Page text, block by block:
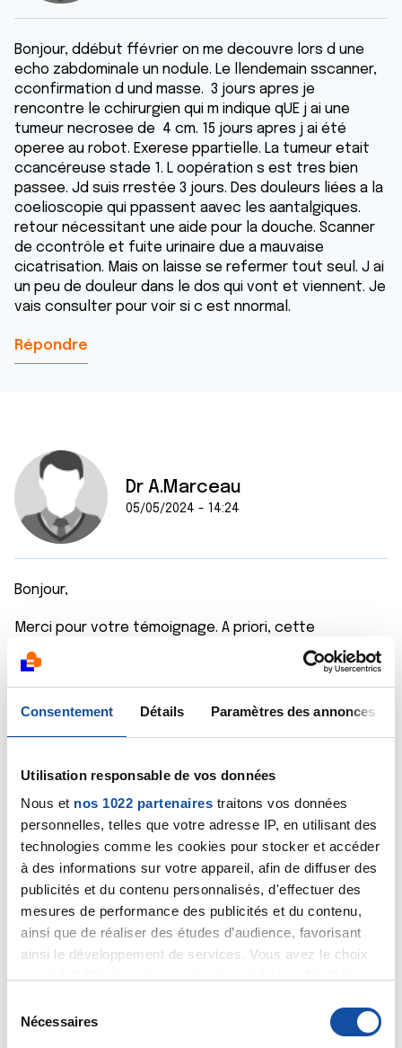
Consentement Détails Paramètres des annonces
Utilisation responsable de vos données
Nous et nos 1022 partenaires traitons vos données
personnelles, telles que votre adresse IP, en utilisant des
technologies comme les cookies pour stocker et accéder
à des informations sur votre appareil, afin de diffuser des
publicités et du contenu personnalisés, d'effectuer des
mesures de performance des publicités et du contenu,
ainsi que de réaliser des études d’audience, favorisant
ainsi le développement de services. Vous avez le choix
tout moment en consultant la Déclaration relative aux
cookies ou en cliquant sur l'icône de confidentialité.
Nécessaires
Bonjour, ddébut ffévrier on me decouvre lors d une
echo zabdominale un nodule. Le llendemain sscanner,
cconfirmation d und masse. 3 jours apres je
rencontre le cchirurgien qui m indique qUE j ai une
tumeur necrosee de 4 cm. 15 jours apres j ai été
operee au robot. Exerese ppartielle. La tumeur etait
ccancéreuse stade 1. L oopération s est tres bien
passee. Jd suis rrestée 3 jours. Des douleurs liées a la
coelioscopie qui ppassent aavec les aantalgiques.
retour nécessitant une aide pour la douche. Scanner
de ccontrôle et fuite urinaire due a mauvaise
cicatrisation. Mais on laisse se refermer tout seul. J ai
un peu de douleur dans le dos qui vont et viennent. Je
vais consulter pour voir si c est nnormal.
Répondre
Dr A.Marceau
05/05/2024 - 14:24
Bonjour,
Merci pour votre témoignage. A priori, cette
néphrectomie partielle doit assurer votre guérison.
J'espère que cette fuite urinaire sera une
complication post-opératoire rapidement résolue,
tenez-nous au courant.
Dr Marceau
Citer
GRAUSEM